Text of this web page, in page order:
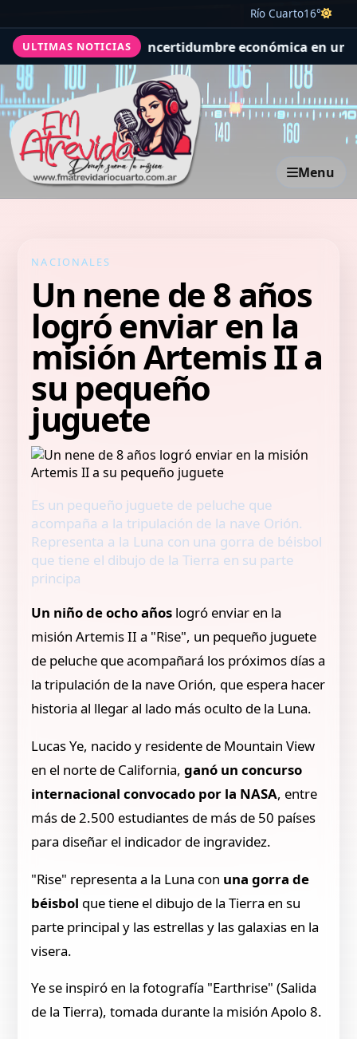
Río Cuarto16°
ULTIMAS NOTICIAS
y aumenta la incertidumbre económica en un año
Menu
NACIONALES
Un nene de 8 años
logró enviar en la
misión Artemis II a
su pequeño
juguete
Es un pequeño juguete de peluche que
acompaña a la tripulación de la nave Orión.
Representa a la Luna con una gorra de béisbol
que tiene el dibujo de la Tierra en su parte
principa
Un niño de ocho años logró enviar en la
misión Artemis II a "Rise", un pequeño juguete
de peluche que acompañará los próximos días a
la tripulación de la nave Orión, que espera hacer
historia al llegar al lado más oculto de la Luna.
Lucas Ye, nacido y residente de Mountain View
en el norte de California,ganó un concurso
internacional convocado por la NASA, entre
más de 2.500 estudiantes de más de 50 países
para diseñar el indicador de ingravidez.
"Rise" representa a la Luna con una gorra de
béisbol que tiene el dibujo de la Tierra en su
parte principal y las estrellas y las galaxias en la
visera.
Ye se inspiró en la fotografía "Earthrise" (Salida
de la Tierra), tomada durante la misión Apolo 8.